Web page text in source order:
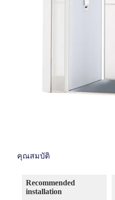
คุณสมบัติ
Recommended
installation